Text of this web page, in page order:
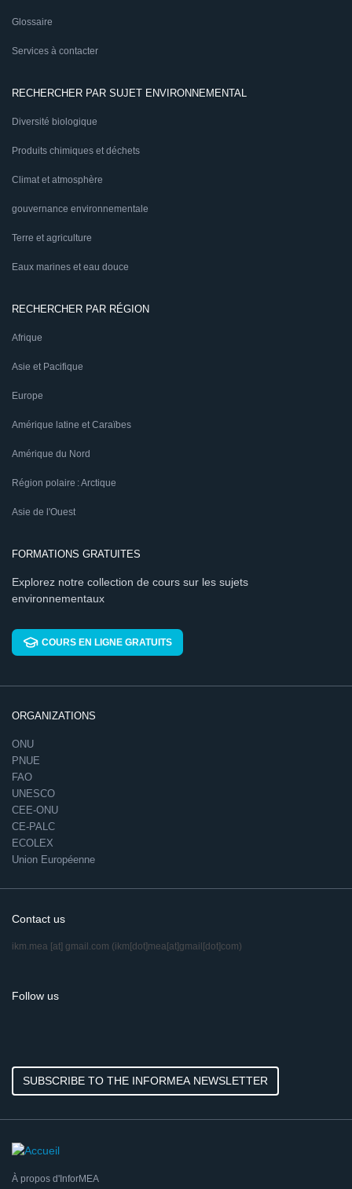
Glossaire
Services à contacter
RECHERCHER PAR SUJET ENVIRONNEMENTAL
Diversité biologique
Produits chimiques et déchets
Climat et atmosphère
gouvernance environnementale
Terre et agriculture
Eaux marines et eau douce
RECHERCHER PAR RÉGION
Afrique
Asie et Pacifique
Europe
Amérique latine et Caraïbes
Amérique du Nord
Région polaire : Arctique
Asie de l'Ouest
FORMATIONS GRATUITES
Explorez notre collection de cours sur les sujets
environnementaux
COURS EN LIGNE GRATUITS
ORGANIZATIONS
ONU
PNUE
FAO
UNESCO
CEE-ONU
CE-PALC
ECOLEX
Union Européenne
Contact us
ikm.mea [at] gmail.com (ikm[dot]mea[at]gmail[dot]com)
Follow us
SUBSCRIBE TO THE INFORMEA NEWSLETTER
À propos d'InforMEA